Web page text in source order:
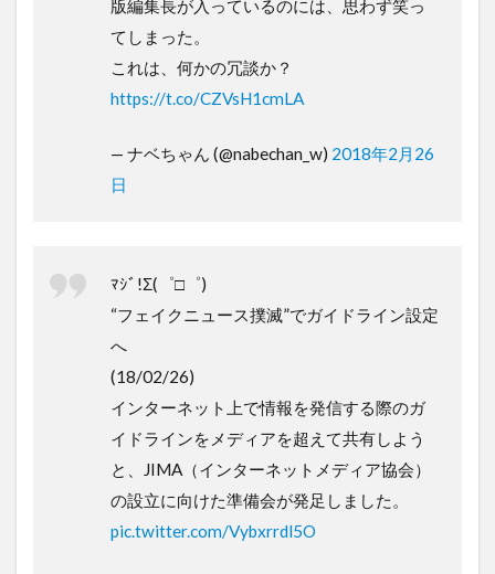
版編集長が入っているのには、思わず笑っ
てしまった。
これは、何かの冗談か？
https://t.co/CZVsH1cmLA
— ナベちゃん (@nabechan_w) 2018年2月26
日
ﾏｼﾞ!Σ(゜□゜)
“フェイクニュース撲滅”でガイドライン設定
へ
(18/02/26)
インターネット上で情報を発信する際のガ
イドラインをメディアを超えて共有しよう
と、JIMA（インターネットメディア協会）
の設立に向けた準備会が発足しました。
pic.twitter.com/Vybxrrdl5O